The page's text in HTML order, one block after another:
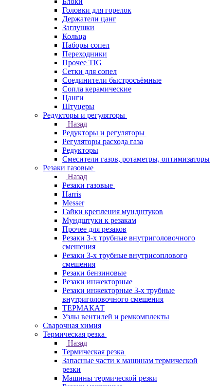
Головки для горелок
Держатели цанг
Заглушки
Кольца
Наборы сопел
Переходники
Прочее TIG
Сетки для сопел
Соединители быстросъёмные
Сопла керамические
Цанги
Штуцеры
Редукторы и регуляторы
Назад
Редукторы и регуляторы
Регуляторы расхода газа
Редукторы
Смесители газов, ротаметры, оптимизаторы
Резаки газовые
Назад
Резаки газовые
Harris
Messer
Гайки крепления мундштуков
Мундштуки к резакам
Прочее для резаков
Резаки 3-х трубные внутриголовочного
смешения
Резаки 3-х трубные внутрисоплового
смешения
Резаки бензиновые
Резаки инжекторные
Резаки инжекторные 3-х трубные
внутриголовочного смешения
ТЕРМАКАТ
Узлы вентилей и ремкомплекты
Сварочная химия
Термическая резка
Назад
Термическая резка
Запасные части к машинам термической
резки
Машины термической резки